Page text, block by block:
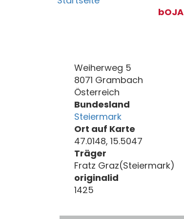
Main
bOJA
Weiherweg 5
8071 Grambach
Österreich
Bundesland
Steiermark
Ort auf Karte
47.0148, 15.5047
Träger
Fratz Graz(Steiermark)
originalid
1425